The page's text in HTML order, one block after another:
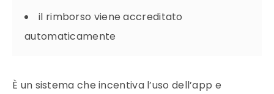
il rimborso viene accreditato
automaticamente
È un sistema che incentiva l’uso dell’app e